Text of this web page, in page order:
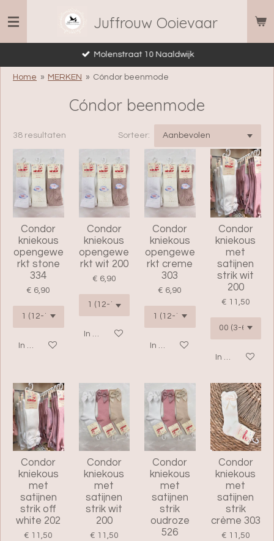
direct
naar
hoofdinhoud
Juffrouw Ooievaar
Molenstraat 10 Naaldwijk
Home » MERKEN » Cóndor beenmode
Cóndor beenmode
38 resultaten Sorteer:
Condor
kniekous
opengewe
rkt stone
334
€ 6,90
In winkelwagen
Condor
kniekous
opengewe
rkt wit 200
€ 6,90
In winkelwagen
Condor
kniekous
opengewe
rkt creme
303
€ 6,90
In winkelwagen
Condor
kniekous
met
satijnen
strik wit
200
€ 11,50
In
Condor
kniekous
met
satijnen
strik off
white 202
€ 11,50
Condor
kniekous
met
satijnen
strik wit
200
€ 11,50
Condor
kniekous
met
satijnen
strik
oudroze
526
Condor
kniekous
met
satijnen
strik
crème 303
€ 11,50